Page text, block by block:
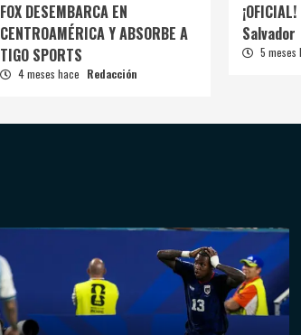
FOX DESEMBARCA EN
CENTROAMÉRICA Y ABSORBE A
TIGO SPORTS
4 meses hace Redacción
Salvador
5